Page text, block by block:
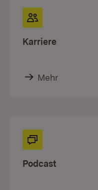
Karriere
Mehr
Podcast